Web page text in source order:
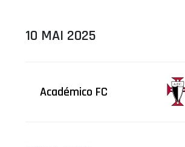
10 MAI 2025
Académico FC